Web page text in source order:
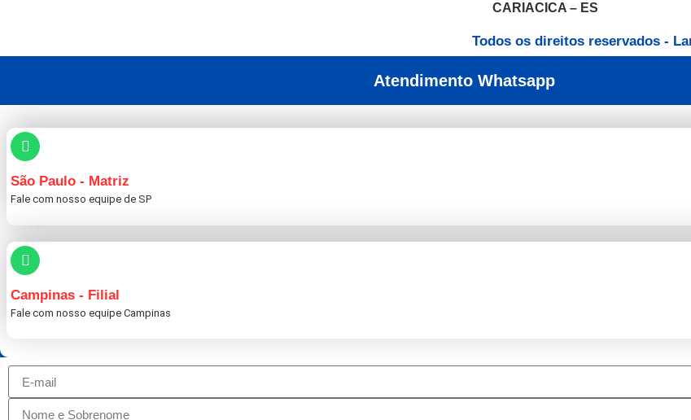
CARIACICA – ES
Todos os direitos reservados -
Atendimento Whatsapp
São Paulo - Matriz
Fale com nosso equipe de SP
Campinas - Filial
Fale com nosso equipe Campinas